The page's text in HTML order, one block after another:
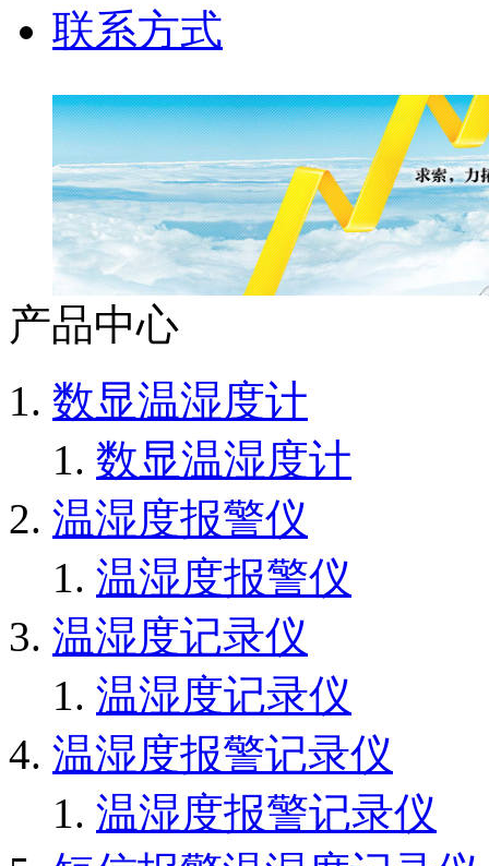
联系方式
产品中心
数显温湿度计
数显温湿度计
温湿度报警仪
温湿度报警仪
温湿度记录仪
温湿度记录仪
温湿度报警记录仪
温湿度报警记录仪